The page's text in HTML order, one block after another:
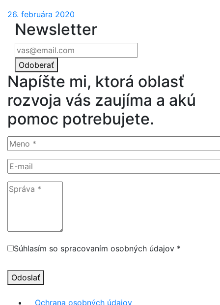
26. februára 2020
Newsletter
Odoberať
Napíšte mi, ktorá oblasť
rozvoja vás zaujíma a akú
pomoc potrebujete.
Súhlasím so spracovaním osobných údajov *
Odoslať
Ochrana osobných údajov